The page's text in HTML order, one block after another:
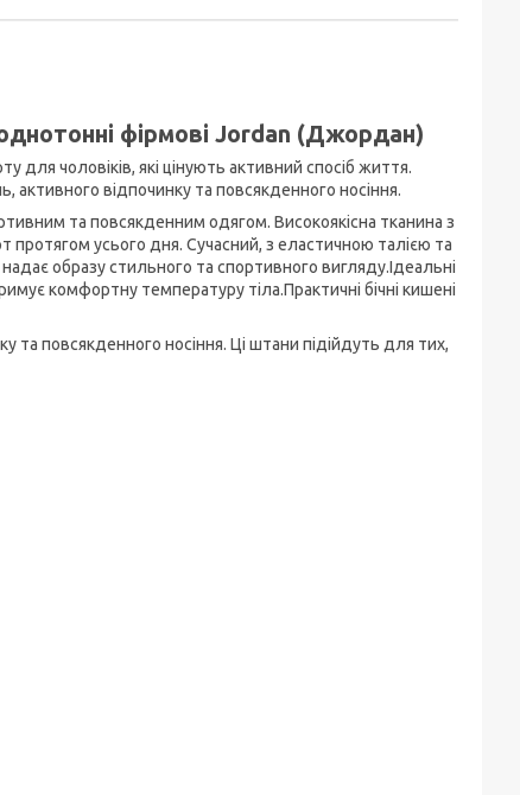
фірмові Jordan (Джордан)
чоловіків, які цінують активний спосіб життя.
активного відпочинку та повсякденного носіння.
та повсякденним одягом. Високоякісна тканина з
усього дня. Сучасний, з еластичною талією та
образу стильного та спортивного вигляду.Ідеальні
комфортну температуру тіла.Практичні бічні кишені
та повсякденного носіння. Ці штани підійдуть для тих,